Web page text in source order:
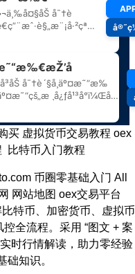
买 虚拟货币交易教程 oex
比特币入门教程
币圈零基础入门 All
网站地图 oex交易平台
特币、加密货币、虚拟币
全流程。采用 “图文 + 案
时行情解读，助力零经验
础知识。